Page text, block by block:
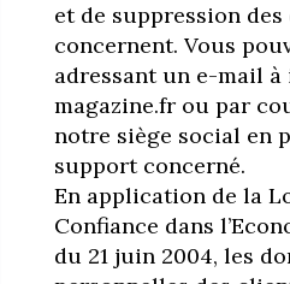
et de suppression
concernent. Vous
adressant un e-mail
magazine.fr ou par
notre siège social en
support concerné.
En application de la
Confiance dans
du 21 juin 2004, les